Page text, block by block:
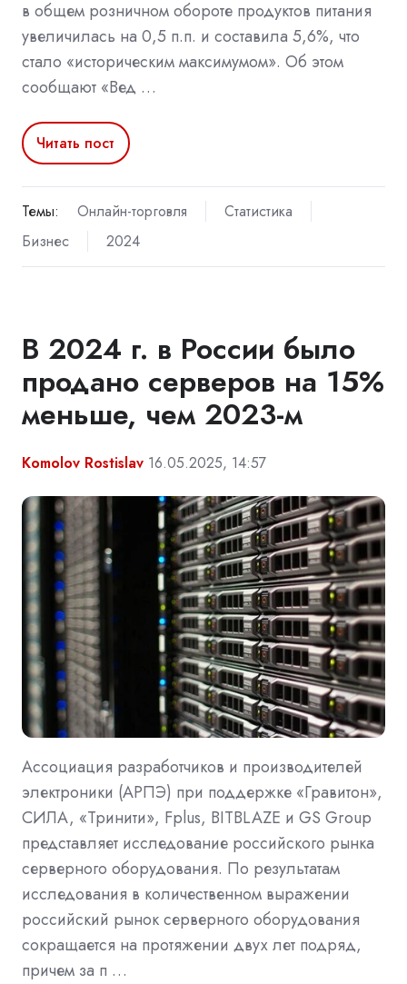
в общем розничном обороте продуктов питания
увеличилась на 0,5 п.п. и составила 5,6%, что
стало «историческим максимумом». Об этом
сообщают «Вед …
Читать пост
Темы: Онлайн-торговля
Статистика
Бизнес
2024
В 2024 г. в России было
продано серверов на 15%
меньше, чем 2023-м
Komolov Rostislav 16.05.2025, 14:57
Ассоциация разработчиков и производителей
электроники (АРПЭ) при поддержке «Гравитон»,
СИЛА, «Тринити», Fplus, BITBLAZE и GS Group
представляет исследование российского рынка
серверного оборудования. По результатам
исследования в количественном выражении
российский рынок серверного оборудования
сокращается на протяжении двух лет подряд,
причем за п …